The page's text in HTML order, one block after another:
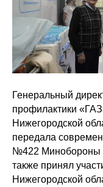
Генеральный
профилактики
Нижегородской
передала
№422 Минобороны
также принял
Нижегородской